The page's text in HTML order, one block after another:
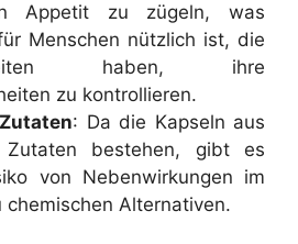
Appetit zu zügeln, was
Menschen nützlich ist, die
haben, ihre
zu kontrollieren.
: Da die Kapseln aus
Zutaten bestehen, gibt es
von Nebenwirkungen im
chemischen Alternativen.